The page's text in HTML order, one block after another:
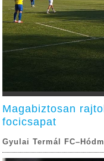
Magabiztosan
focicsapat
Gyulai Termál